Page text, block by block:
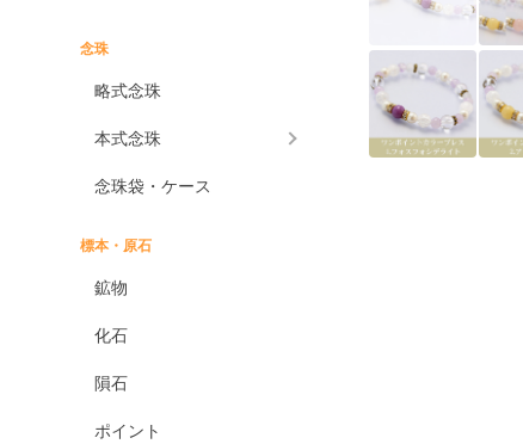
念珠
略式念珠
本式念珠
念珠袋・ケース
標本・原石
鉱物
化石
隕石
ポイント